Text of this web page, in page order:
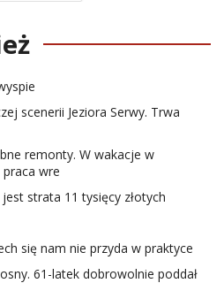
scenerii Jeziora Serwy. Trwa
remonty. W wakacje w
wre
strata 11 tysięcy złotych
się nam nie przyda w praktyce
61-latek dobrowolnie poddał